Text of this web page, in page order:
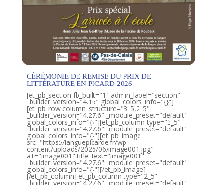
CÉRÉMONIE DE REMISE DU PRIX DE
LITTÉRATURE EN PICARD 2026
[et_pb_section fb_built="1" admin_label="section"
_builder_version="4.16" global_colors_info="{}"]
[et_pb_row column_structure="3_5,2_5"
_builder_version="4.27.6" _module_preset="default"
global_colors_info="{}"][et_pb_column type="3_5"
_builder_version="4.27.6" _module_preset="default"
global_colors_info="{}"][et_pb_image
src="https://languepicarde.fr/wp-
content/uploads/2026/06/image001.jpg"
alt="image001" title_text="image001"
_builder_version="4.27.6" _module_preset="default"
global_colors_info="{}"][/et_pb_image]
[/et_pb_column][et_pb_column type="2_5"
_builder_version="4.27.6" _module_preset="default"